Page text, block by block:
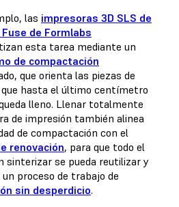
las impresoras 3D SLS de
de Formlabs
esta tarea mediante un
de compactación
que orienta las piezas de
hasta el último centímetro
lleno. Llenar totalmente
de impresión también alinea
de compactación con el
renovación, para que todo el
sinterizar se pueda reutilizar y
proceso de trabajo de
sin desperdicio.